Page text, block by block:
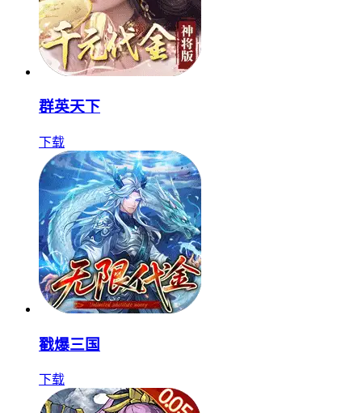
群英天下
下载
戳爆三国
下载